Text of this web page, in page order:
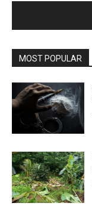
MOST POPULAR